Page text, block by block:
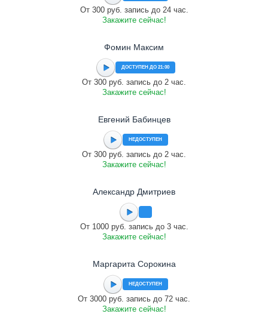
От 300 руб. запись до 24 час.
Закажите сейчас!
Фомин Максим
ДОСТУПЕН ДО 21:00
От 300 руб. запись до 2 час.
Закажите сейчас!
Евгений Бабинцев
НЕДОСТУПЕН
От 300 руб. запись до 2 час.
Закажите сейчас!
Александр Дмитриев
От 1000 руб. запись до 3 час.
Закажите сейчас!
Маргарита Сорокина
НЕДОСТУПЕН
От 3000 руб. запись до 72 час.
Закажите сейчас!